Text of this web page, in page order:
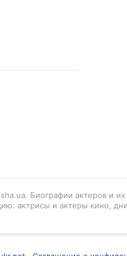
Биографии актеров и
актрисы и актеры кино,